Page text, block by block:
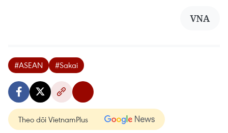
VNA
#ASEAN #Sakai
Theo dõi VietnamPlus